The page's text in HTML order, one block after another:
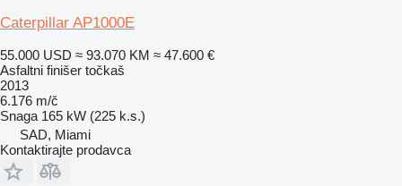
Caterpillar AP1000E
55.000 USD ≈ 93.070 KM ≈ 47.600 €
Asfaltni finišer točkaš
2013
6.176 m/č
Snaga 165 kW (225 k.s.)
SAD, Miami
Kontaktirajte prodavca